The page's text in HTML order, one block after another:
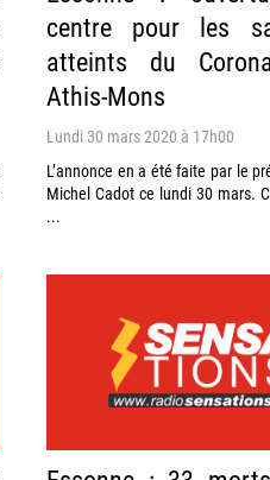
centre pour les
atteints du
Athis-Mons
Lundi 30 mars 2020 à 17h00
L’annonce en a été faite par le
Michel Cadot ce lundi 30 mars.
...